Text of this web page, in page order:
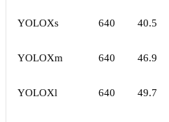
YOLOXs 640 40.5
YOLOXm 640 46.9
YOLOXl 640 49.7